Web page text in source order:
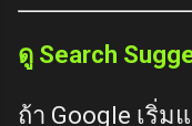
ดู Search
ถ้า Google เริ่